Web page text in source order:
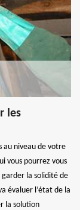
les
au niveau de votre
vous pourrez vous
la solidité de
évaluer l’état de la
la solution